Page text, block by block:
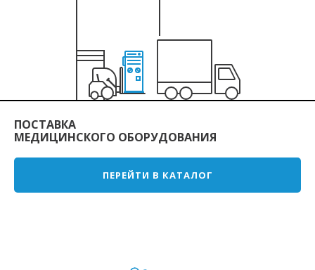
ПОСТАВКА
МЕДИЦИНСКОГО ОБОРУДОВАНИЯ
ПЕРЕЙТИ В КАТАЛОГ